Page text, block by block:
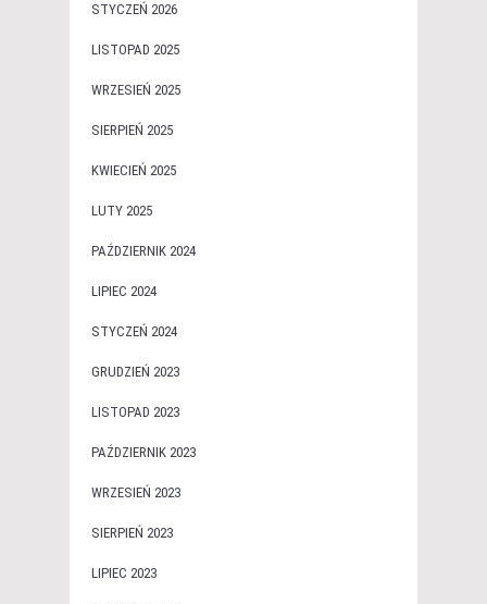
STYCZEŃ 2026
LISTOPAD 2025
WRZESIEŃ 2025
SIERPIEŃ 2025
KWIECIEŃ 2025
LUTY 2025
PAŹDZIERNIK 2024
LIPIEC 2024
STYCZEŃ 2024
GRUDZIEŃ 2023
LISTOPAD 2023
PAŹDZIERNIK 2023
WRZESIEŃ 2023
SIERPIEŃ 2023
LIPIEC 2023